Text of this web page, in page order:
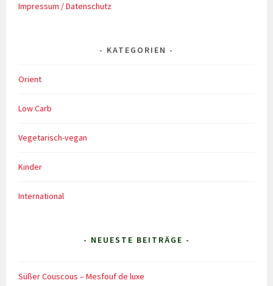
Impressum / Datenschutz
KATEGORIEN
Orient
Low Carb
Vegetarisch-vegan
Kinder
International
- NEUESTE BEITRÄGE -
Süßer Couscous – Mesfouf de luxe